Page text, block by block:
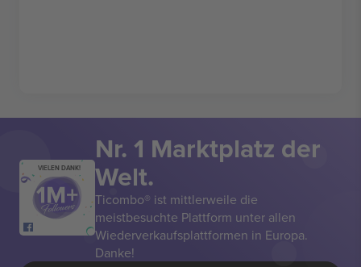
VIELEN DANK!
Nr. 1 Marktplatz der
Welt.
Ticombo® ist mittlerweile die
meistbesuchte Plattform unter allen
Wiederverkaufsplattformen in Europa.
Danke!